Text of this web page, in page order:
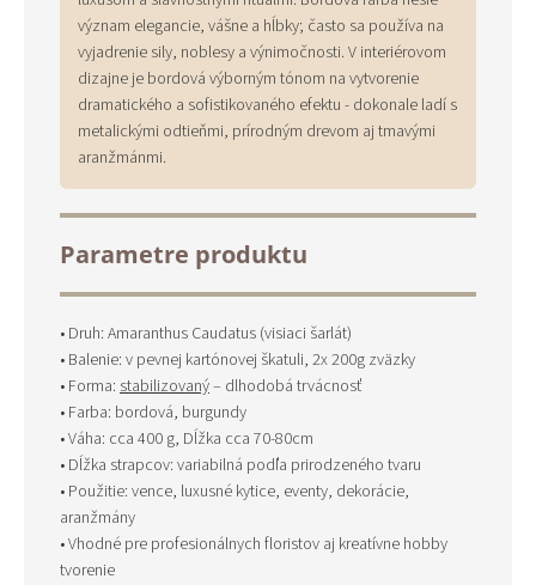
význam elegancie, vášne a hĺbky; často sa používa na
vyjadrenie sily, noblesy a výnimočnosti. V interiérovom
dizajne je bordová výborným tónom na vytvorenie
dramatického a sofistikovaného efektu - dokonale ladí s
metalickými odtieňmi, prírodným drevom aj tmavými
aranžmánmi.
Parametre produktu
• Druh: Amaranthus Caudatus (visiaci šarlát)
• Balenie: v pevnej kartónovej škatuli, 2x 200g zväzky
• Forma: stabilizovaný– dlhodobá trvácnosť
• Farba: bordová, burgundy
• Váha: cca 400 g, Dĺžka cca 70-80cm
• Dĺžka strapcov: variabilná podľa prirodzeného tvaru
• Použitie: vence, luxusné kytice, eventy, dekorácie,
aranžmány
• Vhodné pre profesionálnych floristov aj kreatívne hobby
tvorenie